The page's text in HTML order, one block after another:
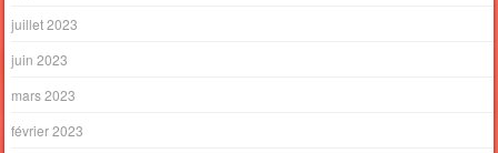
juillet 2023
juin 2023
mars 2023
février 2023